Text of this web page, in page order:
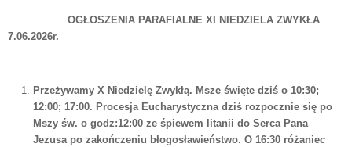
OGŁOSZENIA PARAFIALNE XI NIEDZIELA ZWYKŁA
7.06.2026r.
Przeżywamy X Niedzielę Zwykłą. Msze święte dziś o 10:30;
12:00; 17:00. Procesja Eucharystyczna dziś rozpocznie się po
Mszy św. o godz:12:00 ze śpiewem litanii do Serca Pana
Jezusa po zakończeniu błogosławieństwo. O 16:30 różaniec